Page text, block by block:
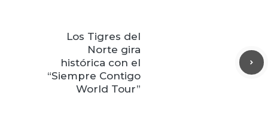
Los Tigres del
Norte gira
histórica con el
“Siempre Contigo
World Tour”